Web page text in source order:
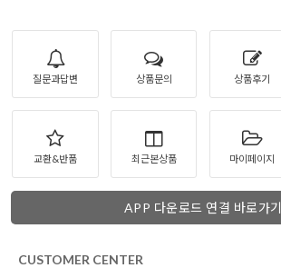
질문과답변 상품문의 상품후기
교환&반품 최근본상품 마이페이지
APP 다운로드 연결 바로가기
CUSTOMER CENTER